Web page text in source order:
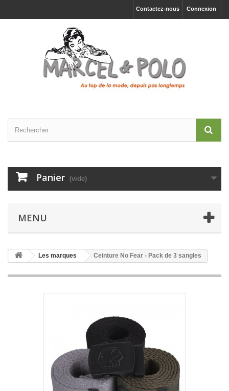
Connexion
Contactez-nous
Panier (vide)
MENU
Les marques Ceinture No Fear - Pack de 3 sangles